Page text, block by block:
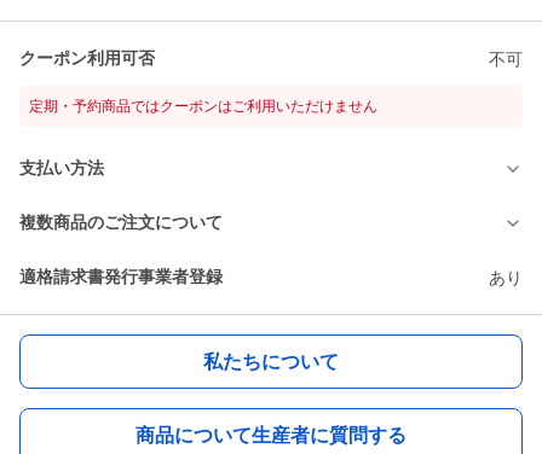
クーポン利用可否 不可
定期・予約商品ではクーポンはご利用いただけません
支払い方法
複数商品のご注文について
適格請求書発行事業者登録 あり
私たちについて
商品について生産者に質問する